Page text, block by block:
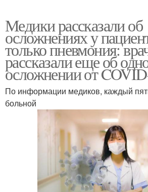
Медики рассказали об
осложнениях у
только пневмония:
рассказали еще об
осложнении от
По информации медиков, каждый
больной